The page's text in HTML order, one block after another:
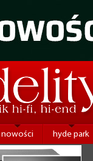
nowości hyde park